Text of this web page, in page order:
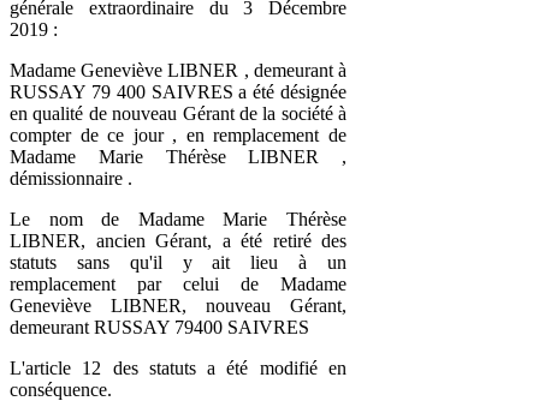
générale extraordinaire du 3 Décembre
2019 :
Madame Geneviève LIBNER , demeurant à
RUSSAY 79 400 SAIVRES a été désignée
en qualité de nouveau Gérant de la société à
compter de ce jour , en remplacement de
Madame Marie Thérèse LIBNER ,
démissionnaire .
Le nom de Madame Marie Thérèse
LIBNER, ancien Gérant, a été retiré des
statuts sans qu'il y ait lieu à un
remplacement par celui de Madame
Geneviève LIBNER, nouveau Gérant,
demeurant RUSSAY 79400 SAIVRES
L'article 12 des statuts a été modifié en
conséquence.